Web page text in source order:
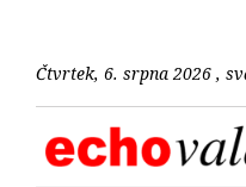
Čtvrtek, 6. srpna 2026 ,